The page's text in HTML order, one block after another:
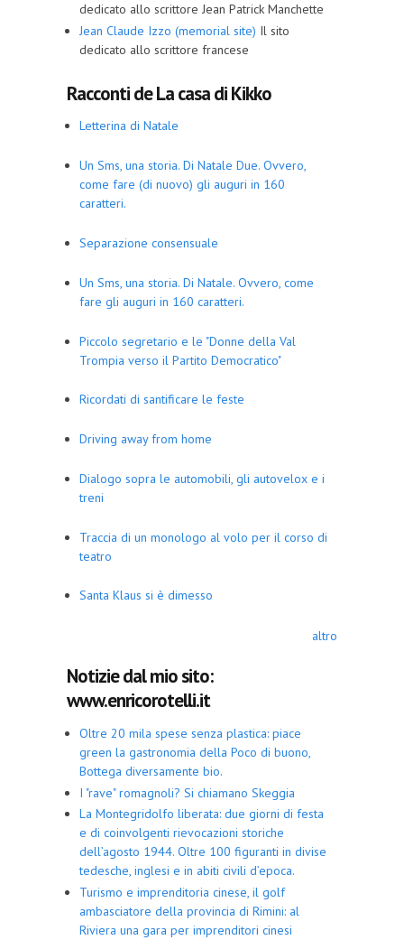
dedicato allo scrittore Jean Patrick Manchette
Jean Claude Izzo (memorial site) Il sito
dedicato allo scrittore francese
Racconti de La casa di Kikko
Letterina di Natale
Un Sms, una storia. Di Natale Due. Ovvero,
come fare (di nuovo) gli auguri in 160
caratteri.
Separazione consensuale
Un Sms, una storia. Di Natale. Ovvero, come
fare gli auguri in 160 caratteri.
Piccolo segretario e le "Donne della Val
Trompia verso il Partito Democratico"
Ricordati di santificare le feste
Driving away from home
Dialogo sopra le automobili, gli autovelox e i
treni
Traccia di un monologo al volo per il corso di
teatro
Santa Klaus si è dimesso
altro
Notizie dal mio sito:
www.enricorotelli.it
Oltre 20 mila spese senza plastica: piace
green la gastronomia della Poco di buono,
Bottega diversamente bio.
I "rave" romagnoli? Si chiamano Skeggia
La Montegridolfo liberata: due giorni di festa
e di coinvolgenti rievocazioni storiche
dell’agosto 1944. Oltre 100 figuranti in divise
tedesche, inglesi e in abiti civili d’epoca.
Turismo e imprenditoria cinese, il golf
ambasciatore della provincia di Rimini: al
Riviera una gara per imprenditori cinesi